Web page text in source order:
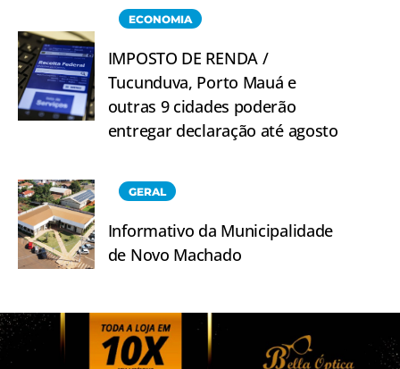
ECONOMIA
IMPOSTO DE RENDA /
Tucunduva, Porto Mauá e
outras 9 cidades poderão
entregar declaração até agosto
GERAL
Informativo da Municipalidade
de Novo Machado